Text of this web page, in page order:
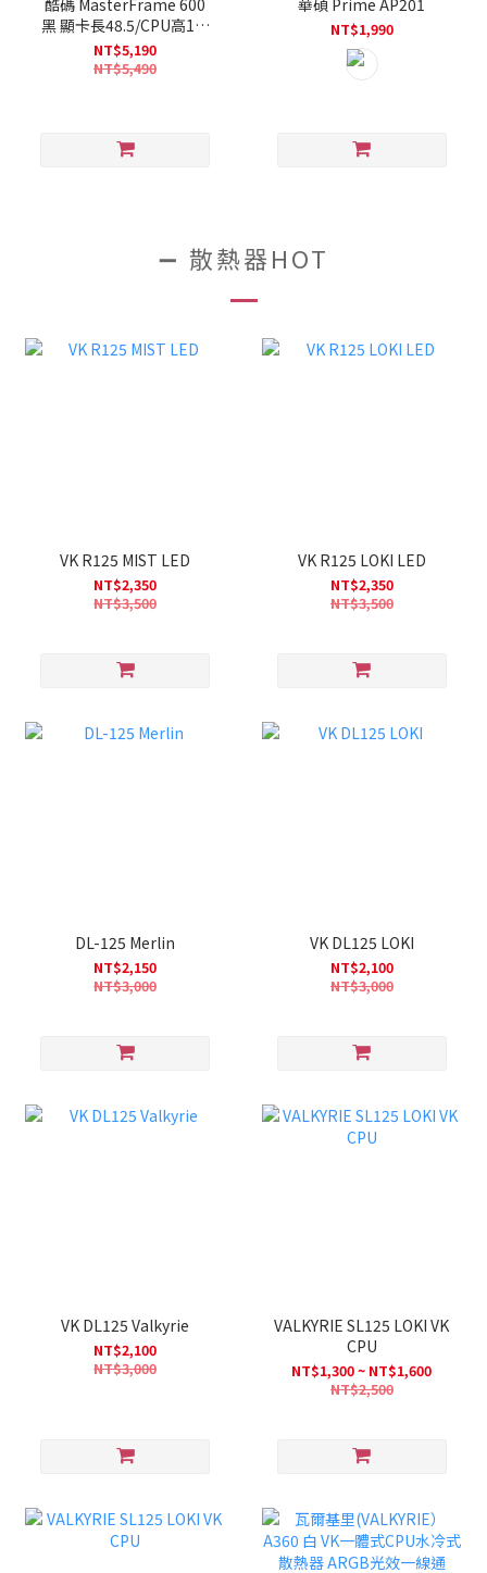
黑 顯卡長48.5/CPU高19/
玻璃透側/無光風扇/支援背
插/ATX
NT$5,190
NT$5,490
NT$1,990
➖ 散熱器HOT
VK R125 MIST LED
NT$2,350
NT$3,500
VK R125 LOKI LED
NT$2,350
NT$3,500
DL-125 Merlin
NT$2,150
NT$3,000
VK DL125 LOKI
NT$2,100
NT$3,000
VK DL125 Valkyrie
NT$2,100
NT$3,000
VALKYRIE SL125 LOKI VK
CPU
NT$1,300 ~ NT$1,600
NT$2,500